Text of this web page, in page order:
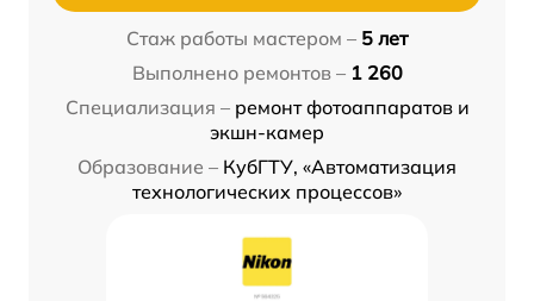
Стаж работы мастером – 5 лет
Выполнено ремонтов – 1 260
Специализация – ремонт фотоаппаратов и
экшн-камер
Образование – КубГТУ, «Автоматизация
технологических процессов»